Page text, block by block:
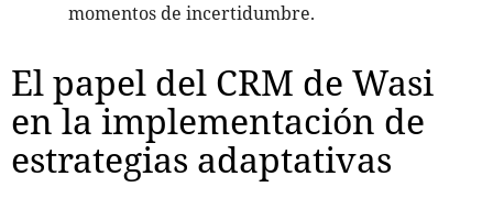
momentos de incertidumbre.
El papel del CRM de Wasi
en la implementación de
estrategias adaptativas